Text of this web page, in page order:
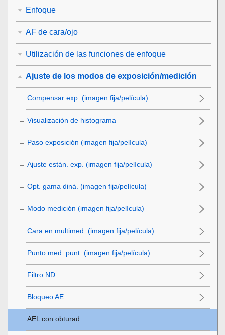
Enfoque
AF de cara/ojo
Utilización de las funciones de enfoque
Ajuste de los modos de exposición/medición
Compensar exp. (imagen fija/película)
Visualización de histograma
Paso exposición (imagen fija/película)
Ajuste están. exp. (imagen fija/película)
Opt. gama diná. (imagen fija/película)
Modo medición (imagen fija/película)
Cara en multimed. (imagen fija/película)
Punto med. punt. (imagen fija/película)
Filtro ND
Bloqueo AE
AEL con obturad.